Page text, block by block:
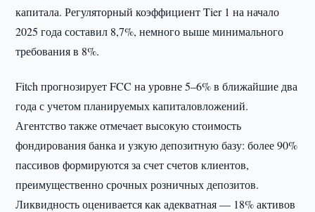
капитала. Регуляторный коэффициент Tier 1 на начало
2025 года составил 8,7%, немного выше минимального
требования в 8%.
Fitch прогнозирует FCC на уровне 5–6% в ближайшие два
года с учетом планируемых капиталовложений.
Агентство также отмечает высокую стоимость
фондирования банка и узкую депозитную базу: более 90%
пассивов формируются за счет счетов клиентов,
преимущественно срочных розничных депозитов.
Ликвидность оценивается как адекватная — 18% активов